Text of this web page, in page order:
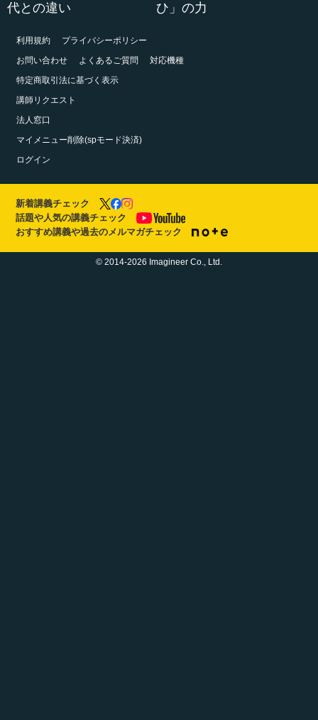
代との違い
ひ」の力
利用規約
プライバシーポリシー
お問い合わせ
よくあるご質問
対応機種
特定商取引法に基づく表示
講師リクエスト
法人窓口
マイメニュー削除(spモード決済)
ログイン
新着講義チェック
話題や人気の講義チェック
おすすめ講義や過去のメルマガチェック
© 2014-2026 Imagineer Co., Ltd.